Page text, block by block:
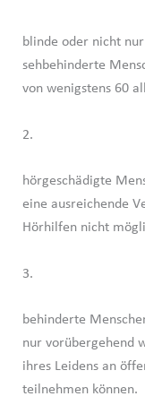
blinde oder nicht
sehbehinderte
von wenigstens 60
2.
hörgeschädigte
eine ausreichende
Hörhilfen nicht
3.
behinderte
nur vorübergehend
ihres Leidens an
teilnehmen können.